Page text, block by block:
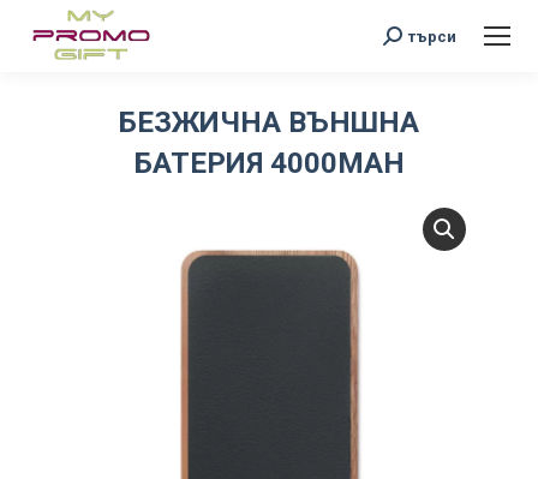
Search:
търси
БЕЗЖИЧНА ВЪНШНА
БАТЕРИЯ 4000MAH